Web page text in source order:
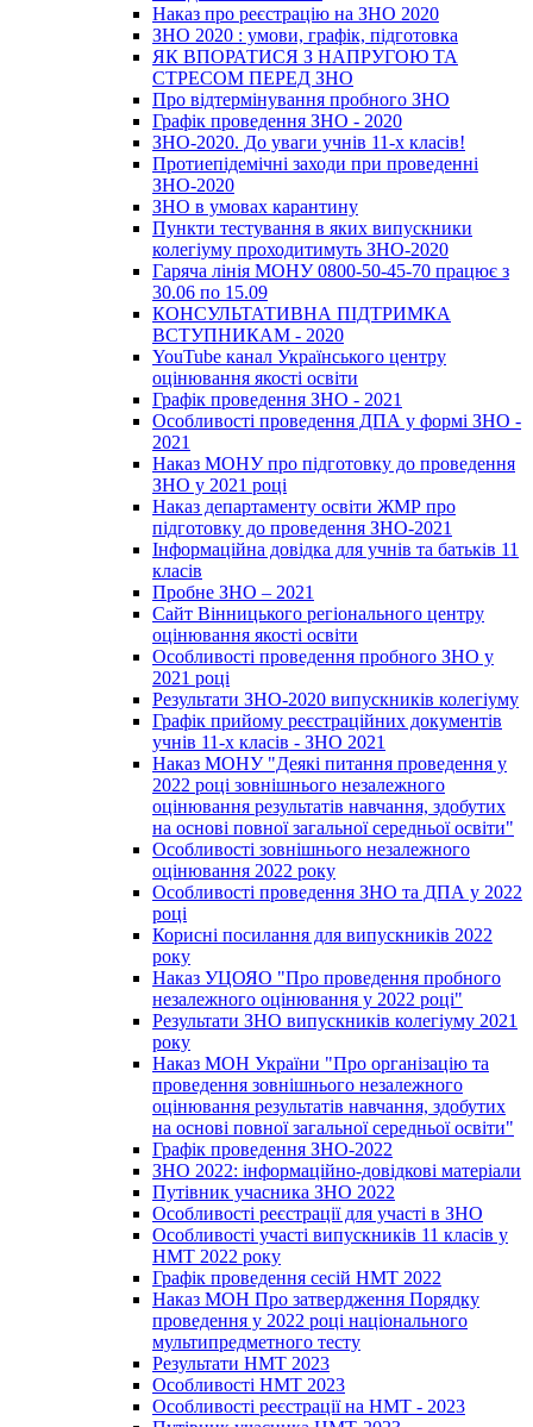
Наказ про реєстрацію на ЗНО 2020
ЗНО 2020 : умови, графік, підготовка
ЯК ВПОРАТИСЯ З НАПРУГОЮ ТА
СТРЕСОМ ПЕРЕД ЗНО
Про відтермінування пробного ЗНО
Графік проведення ЗНО - 2020
ЗНО-2020. До уваги учнів 11-х класів!
Протиепідемічні заходи при проведенні
ЗНО-2020
ЗНО в умовах карантину
Пункти тестування в яких випускники
колегіуму проходитимуть ЗНО-2020
Гаряча лінія МОНУ 0800-50-45-70 працює з
30.06 по 15.09
КОНСУЛЬТАТИВНА ПІДТРИМКА
ВСТУПНИКАМ - 2020
YouTube канал Українського центру
оцінювання якості освіти
Графік проведення ЗНО - 2021
Особливості проведення ДПА у формі ЗНО -
2021
Наказ МОНУ про підготовку до проведення
ЗНО у 2021 році
Наказ департаменту освіти ЖМР про
підготовку до проведення ЗНО-2021
Інформаційна довідка для учнів та батьків 11
класів
Пробне ЗНО – 2021
Сайт Вінницького регіонального центру
оцінювання якості освіти
Особливості проведення пробного ЗНО у
2021 році
Результати ЗНО-2020 випускників колегіуму
Графік прийому реєстраційних документів
учнів 11-х класів - ЗНО 2021
Наказ МОНУ "Деякі питання проведення у
2022 році зовнішнього незалежного
оцінювання результатів навчання, здобутих
на основі повної загальної середньої освіти"
Особливості зовнішнього незалежного
оцінювання 2022 року
Особливості проведення ЗНО та ДПА у 2022
році
Корисні посилання для випускників 2022
року
Наказ УЦОЯО "Про проведення пробного
незалежного оцінювання у 2022 році"
Результати ЗНО випускників колегіуму 2021
року
Наказ МОН України "Про організацію та
проведення зовнішнього незалежного
оцінювання результатів навчання, здобутих
на основі повної загальної середньої освіти"
Графік проведення ЗНО-2022
ЗНО 2022: інформаційно-довідкові матеріали
Путівник учасника ЗНО 2022
Особливості реєстрації для участі в ЗНО
Особливості участі випускників 11 класів у
НМТ 2022 року
Графік проведення сесій НМТ 2022
Наказ МОН Про затвердження Порядку
проведення у 2022 році національного
мультипредметного тесту
Результати НМТ 2023
Особливості НМТ 2023
Особливості реєстрації на НМТ - 2023